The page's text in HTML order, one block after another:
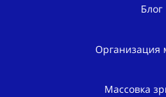
Блог
Организация
Массовка